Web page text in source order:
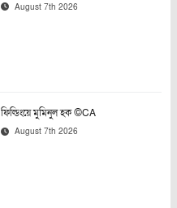
August 7th 2026
ফিল্ডিংয়ে মুমিনুল হক ©CA
August 7th 2026